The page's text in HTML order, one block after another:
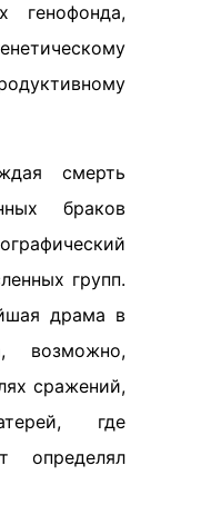
генофонда,
смерть
браков
групп.
драма в
возможно,
сражений,
где
определял